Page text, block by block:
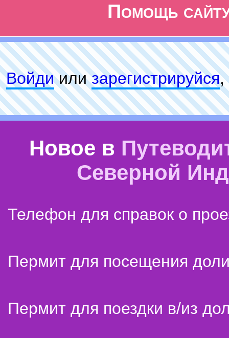
Помощь
Войдиилизарeгиcтpируйся,
Новое в
Северной
Телефон для справок о
Пермит для посещения
Пермит для поездки в/из